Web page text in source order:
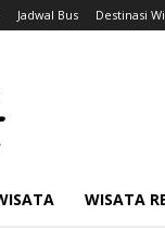
Jadwal Bus Destinasi
WISATA